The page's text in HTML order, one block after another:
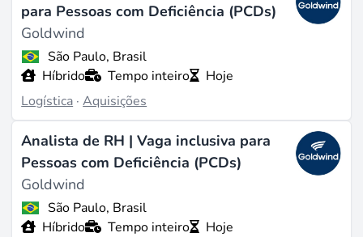
para Pessoas com Deficiência (PCDs)
Goldwind
São Paulo, Brasil
Híbrido
Tempo inteiro
Hoje
Logística ·Aquisições
Analista de RH | Vaga inclusiva para
Pessoas com Deficiência (PCDs)
Goldwind
São Paulo, Brasil
Híbrido
Tempo inteiro
Hoje